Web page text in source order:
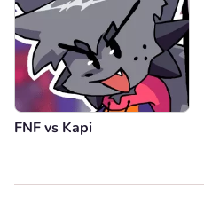
FNF vs Kapi